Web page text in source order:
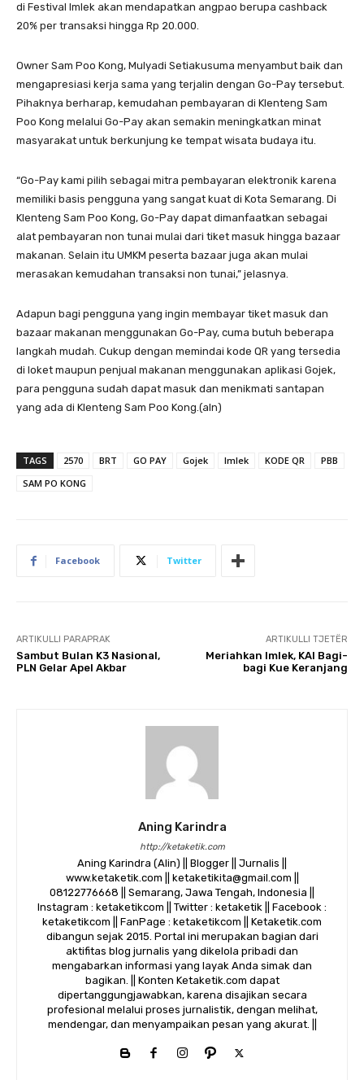
di Festival Imlek akan mendapatkan angpao berupa cashback
20% per transaksi hingga Rp 20.000.
Owner Sam Poo Kong, Mulyadi Setiakusuma menyambut baik dan
mengapresiasi kerja sama yang terjalin dengan Go-Pay tersebut.
Pihaknya berharap, kemudahan pembayaran di Klenteng Sam
Poo Kong melalui Go-Pay akan semakin meningkatkan minat
masyarakat untuk berkunjung ke tempat wisata budaya itu.
“Go-Pay kami pilih sebagai mitra pembayaran elektronik karena
memiliki basis pengguna yang sangat kuat di Kota Semarang. Di
Klenteng Sam Poo Kong, Go-Pay dapat dimanfaatkan sebagai
alat pembayaran non tunai mulai dari tiket masuk hingga bazaar
makanan. Selain itu UMKM peserta bazaar juga akan mulai
merasakan kemudahan transaksi non tunai,” jelasnya.
Adapun bagi pengguna yang ingin membayar tiket masuk dan
bazaar makanan menggunakan Go-Pay, cuma butuh beberapa
langkah mudah. Cukup dengan memindai kode QR yang tersedia
di loket maupun penjual makanan menggunakan aplikasi Gojek,
para pengguna sudah dapat masuk dan menikmati santapan
yang ada di Klenteng Sam Poo Kong.(aln)
TAGS 2570 BRT GO PAY Gojek Imlek KODE QR
PBB
SAM PO KONG
Facebook Twitter
ARTIKULLI PARAPRAK
Sambut Bulan K3 Nasional,
PLN Gelar Apel Akbar
ARTIKULLI TJETËR
Meriahkan Imlek, KAI Bagi-
bagi Kue Keranjang
Aning Karindra
http://ketaketik.com
Aning Karindra (Alin) || Blogger || Jurnalis ||
www.ketaketik.com || ketaketikita@gmail.com ||
08122776668 || Semarang, Jawa Tengah, Indonesia ||
Instagram : ketaketikcom || Twitter : ketaketik || Facebook :
ketaketikcom || FanPage : ketaketikcom || Ketaketik.com
dibangun sejak 2015. Portal ini merupakan bagian dari
aktifitas blog jurnalis yang dikelola pribadi dan
mengabarkan informasi yang layak Anda simak dan
bagikan. || Konten Ketaketik.com dapat
dipertanggungjawabkan, karena disajikan secara
profesional melalui proses jurnalistik, dengan melihat,
mendengar, dan menyampaikan pesan yang akurat. ||